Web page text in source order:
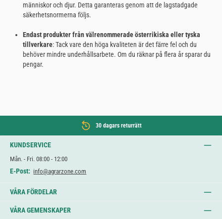
människor och djur. Detta garanteras genom att de lagstadgade
säkerhetsnormerna följs.
Endast produkter från välrenommerade österrikiska eller tyska
tillverkare: Tack vare den höga kvaliteten är det färre fel och du
behöver mindre underhållsarbete. Om du räknar på flera år sparar du
pengar.
30 dagars returrätt
KUNDSERVICE
Mån. - Fri. 08:00 - 12:00
E-Post: info@agrarzone.com
VÅRA FÖRDELAR
VÅRA GEMENSKAPER